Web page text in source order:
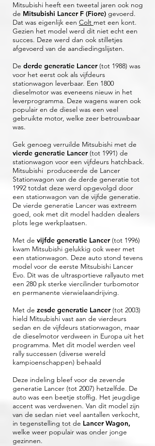
Mitsubishi heeft een tweetal jaren ook nog
de Mitsubishi Lancer F (Fiore) gevoerd.
Dat was eigenlijk een Colt met een kont.
Gezien het model werd dit niet echt een
succes. Deze werd dan ook stilletjes
afgevoerd van de aandiedingslijsten.
De derde generatie Lancer(tot 1988) was
voor het eerst ook als vijfdeurs
stationwagon leverbaar. Een 1800
dieselmotor was eveneens nieuw in het
leverprogramma. Deze wagens waren ook
populair en de diesel was een veel
gebruikte motor, welke zeer betrouwbaar
was.
Gek genoeg verruilde Mitsubishi met de
vierde generatie Lancer(tot 1991) de
stationwagon voor een vijfdeurs hatchback.
Mitsubishi produceerde de Lancer
Stationwagon van de derde generatie tot
1992 totdat deze werd opgevolgd door
een stationwagon van de vijfde generatie.
De vierde generatie Lancer was extreem
goed, ook met dit model hadden dealers
plots lege werkplaatsen.
Met de vijfde generatie Lancer (tot 1996)
kwam Mitsubishi gelukkig ook weer met
een stationwagon. Deze auto stond tevens
model voor de eerste Mitsubishi Lancer
Evo. Dit was de ultrasportieve rallyauto met
een 280 pk sterke viercilinder turbomotor
en permanente vierwielaandrijving.
Met de zesde generatie Lancer (tot 2003)
hield Mitsubishi vast aan de vierdeurs
sedan en de vijfdeurs stationwagon, maar
de dieselmotor verdween in Europa uit het
programma. Met dit model werden veel
rally successen (diverse wereld
kampioenschappen) behaald
Deze indeling bleef voor de zevende
generatie Lancer (tot 2007) hetzelfde. De
auto was een beetje stoffig. Het jeugdige
accent was verdwenen. Van dit model zijn
van de sedan niet veel aantallen verkocht,
in tegenstelling tot de Lancer Wagon,
welke weer populair was onder jonge
gezinnen.